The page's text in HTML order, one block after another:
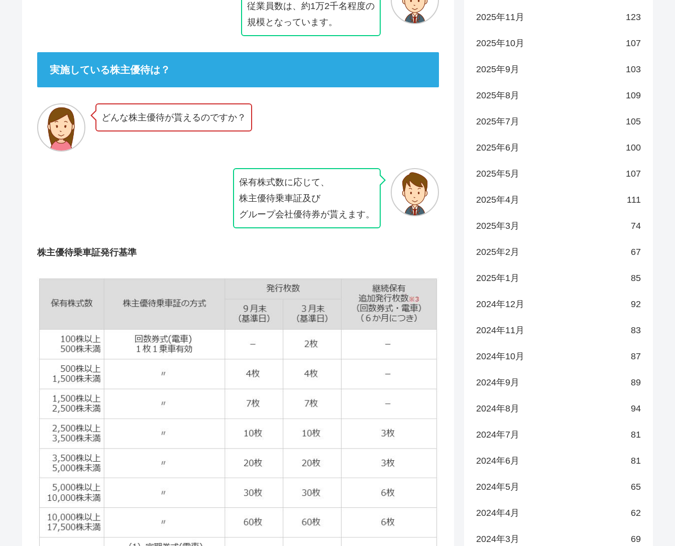
従業員数は、約1万2千名程度の
規模となっています。
実施している株主優待は？
どんな株主優待が貰えるのですか？
保有株式数に応じて、
株主優待乗車証及び
グループ会社優待券が貰えます。
株主優待乗車証発行基準
2025年11月 123
2025年10月 107
2025年9月 103
2025年8月 109
2025年7月 105
2025年6月 100
2025年5月 107
2025年4月 111
2025年3月 74
2025年2月 67
2025年1月 85
2024年12月 92
2024年11月 83
2024年10月 87
2024年9月 89
2024年8月 94
2024年7月 81
2024年6月 81
2024年5月 65
2024年4月 62
2024年3月 69